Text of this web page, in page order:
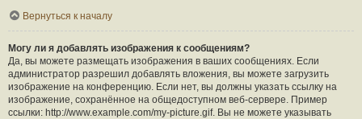
Вернуться к началу
Могу ли я добавлять изображения к сообщениям?
Да, вы можете размещать изображения в ваших сообщениях. Если
администратор разрешил добавлять вложения, вы можете загрузить
изображение на конференцию. Если нет, вы должны указать ссылку на
изображение, сохранённое на общедоступном веб-сервере. Пример
ссылки: http://www.example.com/my-picture.gif. Вы не можете указывать